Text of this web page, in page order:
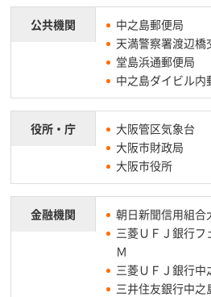
公共機関
中之島郵便局
天満警察署渡辺橋
堂島浜通郵便局
中之島ダイビル内
役所・庁
大阪管区気象台
大阪市財政局
大阪市役所
金融機関
朝日新聞信用組合
三菱ＵＦＪ銀行フ
Ｍ
三菱ＵＦＪ銀行中
三井住友銀行中之